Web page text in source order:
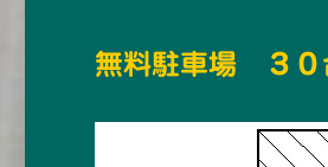
無料駐車場 ３０